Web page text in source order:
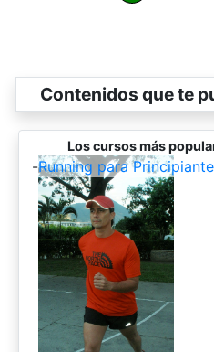
Contenidos que te
Los cursos más
-Running para